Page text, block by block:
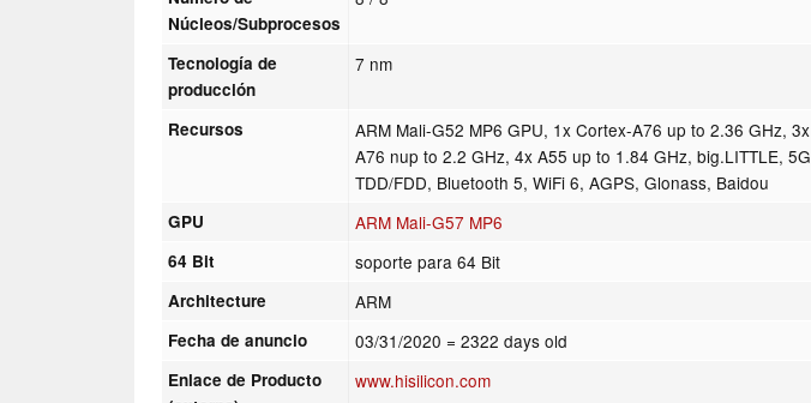
Núcleos/Subprocesos
Tecnología de
producción
7 nm
Recursos
ARM Mali-G52 MP6 GPU, 1x Cortex-A76 up to 2.36 GHz, 3x
A76 nup to 2.2 GHz, 4x A55 up to 1.84 GHz, big.LITTLE, 5G
TDD/FDD, Bluetooth 5, WiFi 6, AGPS, Glonass, Baidou
GPU ARM Mali-G57 MP6
64 Bit soporte para 64 Bit
Architecture ARM
Fecha de anuncio 03/31/2020 = 2322 days old
Enlace de Producto
www.hisilicon.com